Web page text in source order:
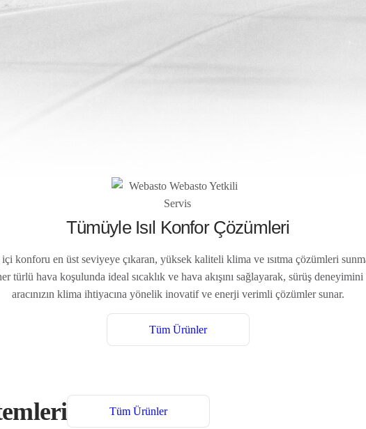
Tümüyle Isıl Konfor Çözümleri
konforu en üst seviyeye çıkaran, yüksek kaliteli klima ve ısıtma çözümleri
türlü hava koşulunda ideal sıcaklık ve hava akışını sağlayarak, sürüş
aracınızın klima ihtiyacına yönelik inovatif ve enerji verimli çözümler sunar.
Tüm Ürünler
Tüm Ürünler